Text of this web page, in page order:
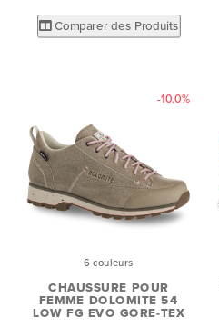
Comparer des Produits
-10.0%
6 couleurs
CHAUSSURE POUR
FEMME DOLOMITE 54
LOW FG EVO GORE-TEX